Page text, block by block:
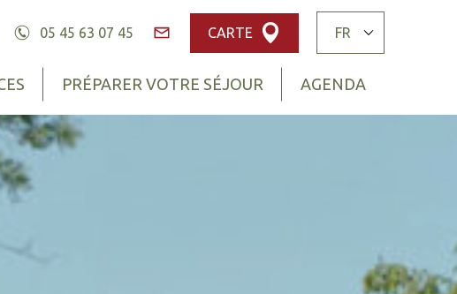
PRÉPARER VOTRE SÉJOUR AGENDA
05 45 63 07 45
Contact
CARTE